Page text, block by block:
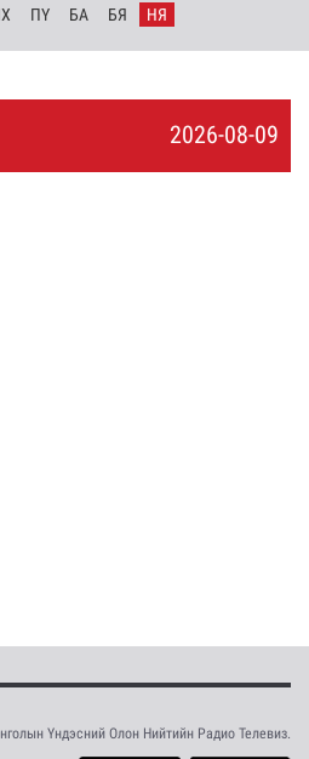
ПҮ БА БЯ НЯ
2026-08-09
Үндэсний Олон Нийтийн Радио Телевиз.